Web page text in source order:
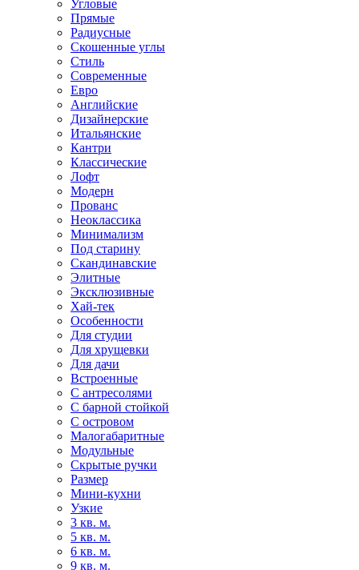
Угловые
Прямые
Радиусные
Скошенные углы
Стиль
Современные
Евро
Английские
Дизайнерские
Итальянские
Кантри
Классические
Лофт
Модерн
Прованс
Неоклассика
Минимализм
Под старину
Скандинавские
Элитные
Эксклюзивные
Хай-тек
Особенности
Для студии
Для хрущевки
Для дачи
Встроенные
С антресолями
С барной стойкой
С островом
Малогабаритные
Модульные
Скрытые ручки
Размер
Мини-кухни
Узкие
3 кв. м.
5 кв. м.
6 кв. м.
9 кв. м.